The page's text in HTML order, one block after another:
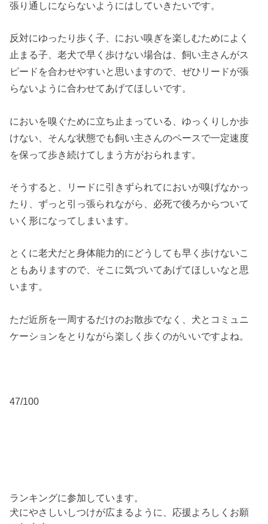
張り通しにならないようにはしていきたいです。
反対にゆったり歩く子、におい嗅ぎを楽しむためによく
止まる子、老犬で早く歩けない場合は、飼い主さんがス
ピードを合わせやすいと思いますので、ぜひリードが張
らないように合わせてあげてほしいです。
においを嗅ぐために立ち止まっている、ゆっくりしか歩
けない、そんな状態でも飼い主さんのペースで一定速度
を保って歩き続けてしまう方がおられます。
そうすると、リードに引きずられてにおいが嗅げなかっ
たり、ずっと引っ張られながら、必死で後ろからついて
いく形になってしまいます。
とくに老犬だと身体能力的にどうしても早く歩けないこ
ともありますので、そこに気づいてあげてほしいなと思
います。
ただ近所を一周するだけのお散歩でなく、犬とコミュニ
ケーションをとりながら楽しく歩くのがいいですよね。
47/100
ランキングに参加しています。
犬にやさしいしつけが広まるように、応援よろしくお願